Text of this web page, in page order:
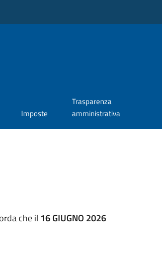
Imposte
Trasparenza
amministrativa
che il 16 GIUGNO 2026